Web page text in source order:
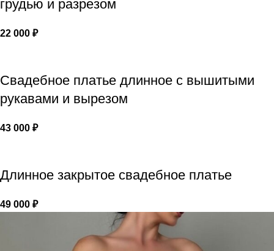
грудью и разрезом
22 000 ₽
Свадебное платье длинное с вышитыми
рукавами и вырезом
43 000 ₽
Длинное закрытое свадебное платье
49 000 ₽